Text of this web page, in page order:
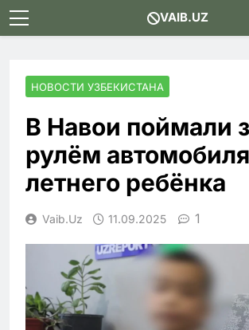
Skip
to
VAIB.UZ
НОВОСТИ УЗБЕКИСТАНА
В Навои поймали
рулём
летнего ребёнка
Vaib.uz 11.09.2025 1